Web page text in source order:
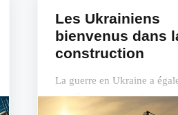
Les Ukrainiens
bienvenus dans
construction
La guerre en Ukraine a
conséquences pour les